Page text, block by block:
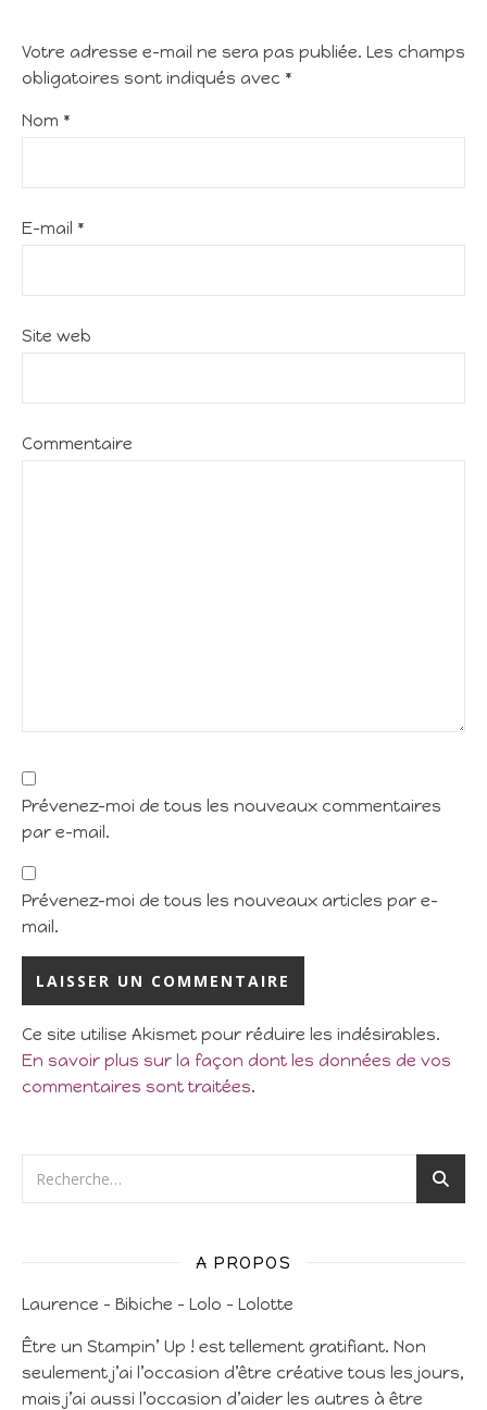
Votre adresse e-mail ne sera pas publiée. Les champs
obligatoires sont indiqués avec *
Nom *
E-mail *
Site web
Commentaire
Prévenez-moi de tous les nouveaux commentaires
par e-mail.
Prévenez-moi de tous les nouveaux articles par e-
mail.
Ce site utilise Akismet pour réduire les indésirables.
En savoir plus sur la façon dont les données de vos
commentaires sont traitées.
A PROPOS
Laurence – Bibiche – Lolo – Lolotte
Être un Stampin’ Up ! est tellement gratifiant. Non
seulement j’ai l’occasion d’être créative tous les jours,
mais j’ai aussi l’occasion d’aider les autres à être